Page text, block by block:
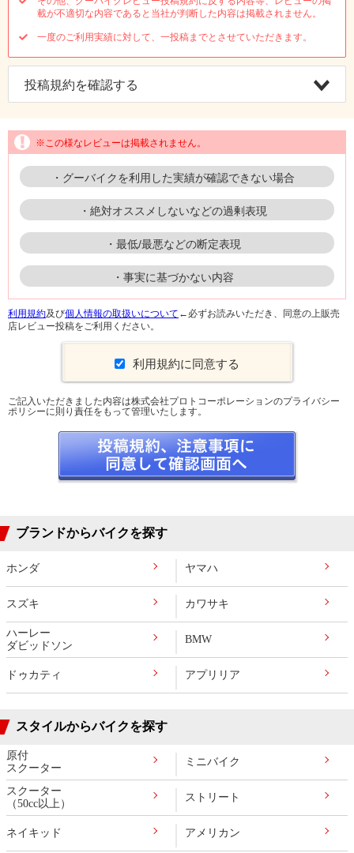
載が不適切な内容であると当社が判断した内容は掲載されません。
一度のご利用実績に対して、一投稿までとさせていただきます。
投稿規約を確認する
※この様なレビューは掲載されません。
・グーバイクを利用した実績が確認できない場合
・絶対オススメしないなどの過剰表現
・最低/最悪などの断定表現
・事実に基づかない内容
利用規約及び個人情報の取扱いについて ←必ずお読みいただき、同意の上販売
店レビュー投稿をご利用ください。
利用規約に同意する
ご記入いただきました内容は株式会社プロトコーポレーションのプライバシー
ポリシーに則り責任をもって管理いたします。
ブランドからバイクを探す
ホンダ ヤマハ
スズキ カワサキ
ハーレー
ダビッドソン
BMW
ドゥカティ アプリリア
スタイルからバイクを探す
原付
スクーター
ミニバイク
スクーター
（50cc以上）
ストリート
ネイキッド アメリカン